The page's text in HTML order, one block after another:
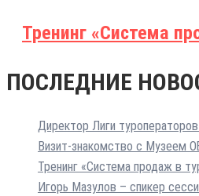
Тренинг «Система
ПОСЛЕДНИЕ
Директор Лиги
Визит-знакомство с Музеем
Тренинг «Система продаж в
Игорь Мазулов – спикер